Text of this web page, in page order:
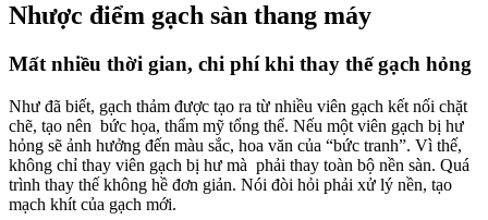
Nhược điểm gạch sàn thang máy
Mất nhiều thời gian, chi phí khi thay thế gạch hỏng
Như đã biết, gạch thảm được tạo ra từ nhiều viên gạch kết nối chặt
chẽ, tạo nên bức họa, thẩm mỹ tổng thể. Nếu một viên gạch bị hư
hỏng sẽ ảnh hưởng đến màu sắc, hoa văn của “bức tranh”. Vì thế,
không chỉ thay viên gạch bị hư mà phải thay toàn bộ nền sàn. Quá
trình thay thế không hề đơn giản. Nói đòi hỏi phải xử lý nền, tạo
mạch khít của gạch mới.